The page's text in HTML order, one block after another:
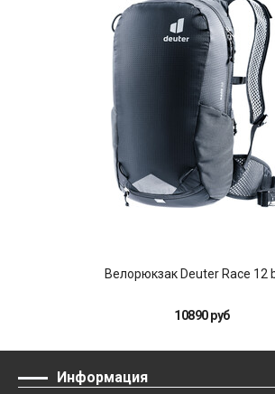
Велорюкзак Deuter Race 12
10890 руб
Информация